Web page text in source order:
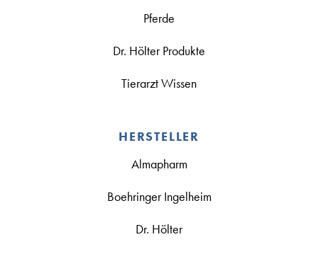
Pferde
Dr. Hölter Produkte
Tierarzt Wissen
HERSTELLER
Almapharm
Boehringer Ingelheim
Dr. Hölter